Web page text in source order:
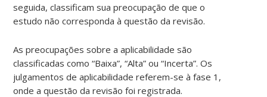
seguida, classificam sua preocupação de que o
estudo não corresponda à questão da revisão.
As preocupações sobre a aplicabilidade são
classificadas como “Baixa”, “Alta” ou “Incerta”. Os
julgamentos de aplicabilidade referem-se à fase 1,
onde a questão da revisão foi registrada.